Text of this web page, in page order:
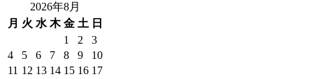
2026年8月
月 火 水 木 金 土 日
1
2
3
4
5 6 7 8 9
10
11 12 13 14 15 16 17